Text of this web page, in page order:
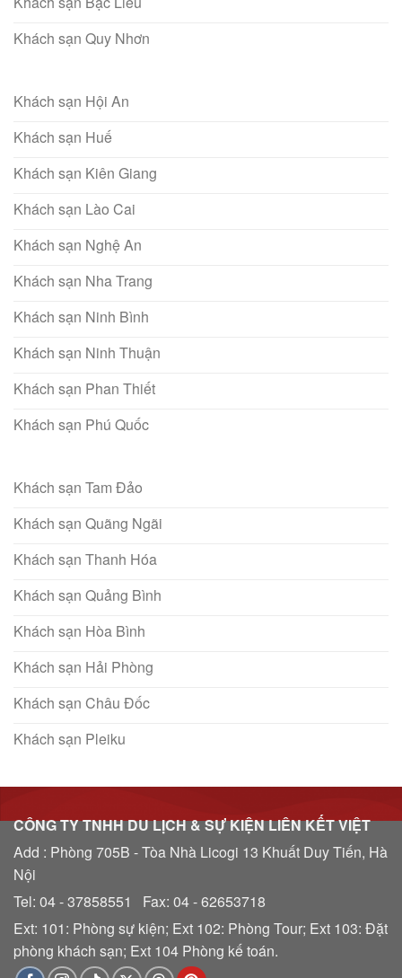
Khách sạn Quy Nhơn
Khách sạn Hội An
Khách sạn Huế
Khách sạn Kiên Giang
Khách sạn Lào Cai
Khách sạn Nghệ An
Khách sạn Nha Trang
Khách sạn Ninh Bình
Khách sạn Ninh Thuận
Khách sạn Phan Thiết
Khách sạn Phú Quốc
Khách sạn Tam Đảo
Khách sạn Quãng Ngãi
Khách sạn Thanh Hóa
Khách sạn Quảng Bình
Khách sạn Hòa Bình
Khách sạn Hải Phòng
Khách sạn Châu Đốc
Khách sạn Pleiku
CÔNG TY TNHH DU LỊCH & SỰ KIỆN LIÊN KẾT VIỆT
Add : Phòng 705B - Tòa Nhà Licogi 13 Khuất Duy Tiến, Hà
Nội
Tel: 04 - 37858551 Fax: 04 - 62653718
Ext: 101: Phòng sự kiện; Ext 102: Phòng Tour; Ext 103: Đặt
phòng khách sạn; Ext 104 Phòng kế toán.